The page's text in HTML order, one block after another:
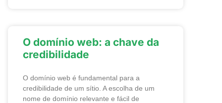
O domínio web: a chave da
credibilidade
O domínio web é fundamental para a
credibilidade de um sítio. A escolha de um
nome de domínio relevante e fácil de